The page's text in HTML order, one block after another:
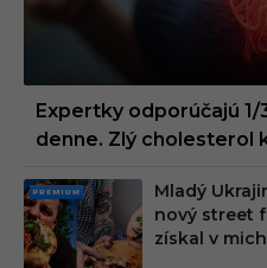
Expertky odporúčajú
denne. Zlý cholesterol
PRE
MIU
M
Mladý
nový street
získal v